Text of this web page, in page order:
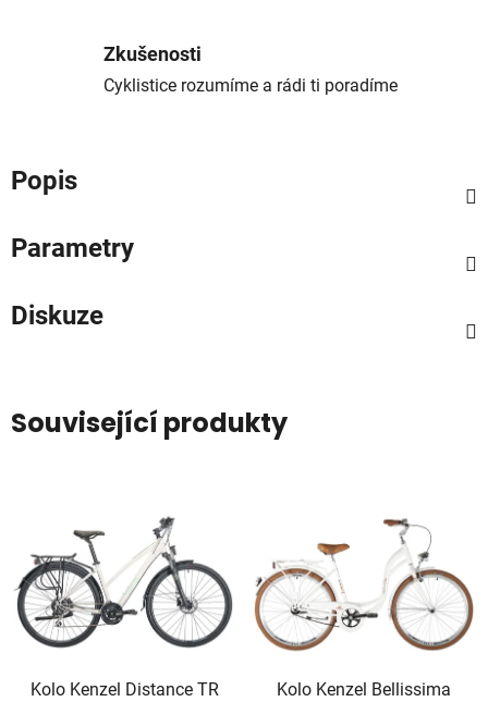
Zkušenosti
Cyklistice rozumíme a rádi ti poradíme
Popis
Parametry
Diskuze
Související produkty
Kolo Kenzel Distance TR
Kolo Kenzel Bellissima